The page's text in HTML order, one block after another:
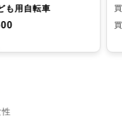
も用自転車